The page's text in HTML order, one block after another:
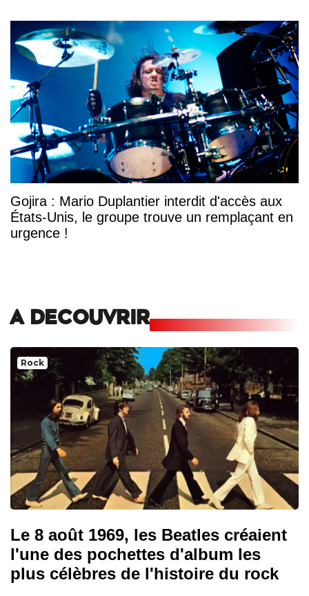
Gojira : Mario Duplantier interdit d'accès aux
États-Unis, le groupe trouve un remplaçant en
urgence !
A DECOUVRIR
Rock
Le 8 août 1969, les Beatles créaient
l'une des pochettes d'album les
plus célèbres de l'histoire du rock